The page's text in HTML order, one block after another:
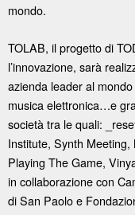
mondo.
TOLAB, il progetto di
l’innovazione, sarà
azienda leader al
musica elettronica…e
società tra le quali:
Institute, Synth
Playing The Game,
in collaborazione con
di San Paolo e